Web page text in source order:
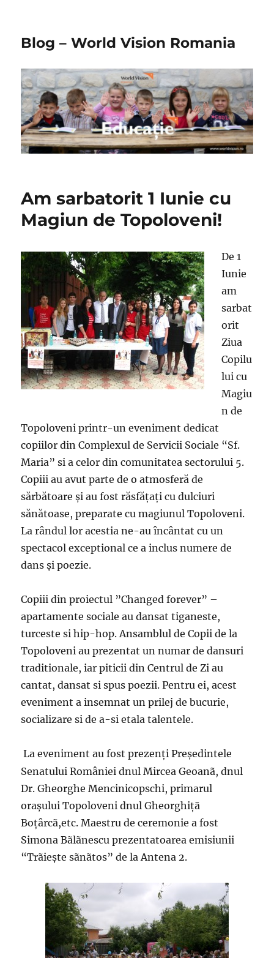
Blog – World Vision Romania
Am sarbatorit 1 Iunie cu
Magiun de Topoloveni!
De 1
Iunie
am
sarbat
orit
Ziua
Copilu
lui cu
Magiu
n de
Topoloveni printr-un eveniment dedicat
copiilor din Complexul de Servicii Sociale “Sf.
Maria” si a celor din comunitatea sectorului 5.
Copiii au avut parte de o atmosferă de
sărbătoare şi au fost răsfăţaţi cu dulciuri
sănătoase, preparate cu magiunul Topoloveni.
La rândul lor acestia ne-au încântat cu un
spectacol exceptional ce a inclus numere de
dans şi poezie.
Copiii din proiectul ”Changed forever” –
apartamente sociale au dansat tiganeste,
turceste si hip-hop. Ansamblul de Copii de la
Topoloveni au prezentat un numar de dansuri
traditionale, iar piticii din Centrul de Zi au
cantat, dansat si spus poezii. Pentru ei, acest
eveniment a insemnat un prilej de bucurie,
socializare si de a-si etala talentele.
La eveniment au fost prezenţi Preşedintele
Senatului României dnul Mircea Geoanã, dnul
Dr. Gheorghe Mencinicopschi, primarul
oraşului Topoloveni dnul Gheorghiţã
Boţârcã,etc. Maestru de ceremonie a fost
Simona Bãlãnescu prezentatoarea emisiunii
“Trãieşte sãnãtos” de la Antena 2.